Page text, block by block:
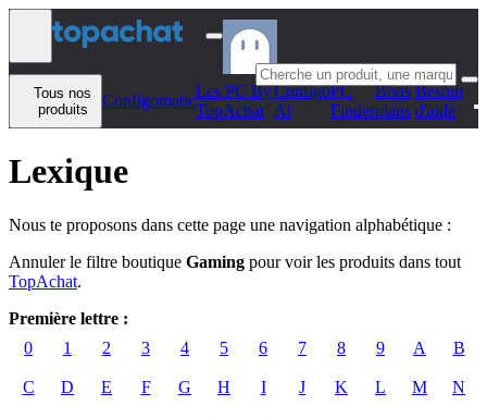
Aller au contenu
Tous nos
produits
Configomatic
Les PC By
TopAchat
Configo
Ai
PC
Finder
Bons
plans
Besoin
d'aide
Lexique
Nous te proposons dans cette page une navigation alphabétique :
Annuler le filtre boutique Gaming pour voir les produits dans tout
TopAchat.
Première lettre :
0
1 2 3 4 5 6 7 8 9 A B
C D E F G H I J K L M N